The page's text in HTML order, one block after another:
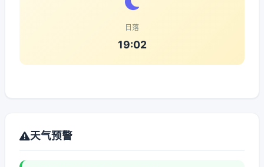
日落
19:02
天气预警